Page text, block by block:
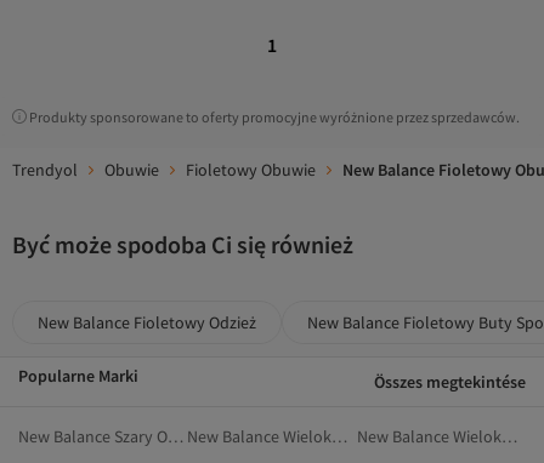
1
Produkty sponsorowane to oferty promocyjne wyróżnione przez sprzedawców.
Trendyol Obuwie Fioletowy Obuwie New Balance Fioletowy
Być może spodoba Ci się również
New Balance Fioletowy Odzież New Balance Fioletowy Buty
Popularne Marki Összes megtekintése
New Balance Szary Obuwie New Balance Wielokolorowy Odzież
New Balance Wielokolorowy Buty Sportowe